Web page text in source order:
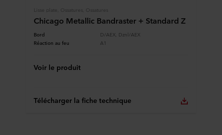
cookies et notre
Déclaration de confidentialité
connaître notre traitement des données personnelles,
responsable du traitement de vos données personnelles.
Lisse plate, Ossatures, Ossatures
Chicago Metallic Bandraster + Standard Z
Bord
D/AEX, Dznl/AEX
Réaction au feu
A1
Voir le produit
Télécharger la fiche technique